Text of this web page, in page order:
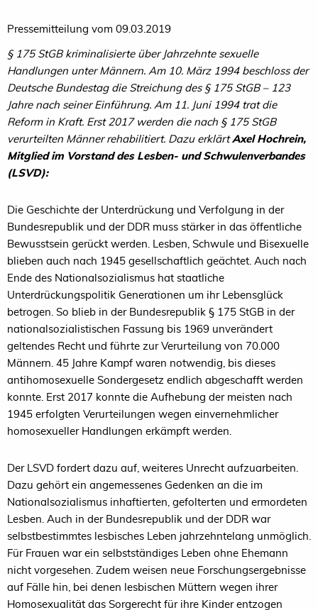
Pressemitteilung vom 09.03.2019
§ 175 StGB kriminalisierte über Jahrzehnte sexuelle
Handlungen unter Männern. Am 10. März 1994 beschloss der
Deutsche Bundestag die Streichung des § 175 StGB – 123
Jahre nach seiner Einführung. Am 11. Juni 1994 trat die
Reform in Kraft. Erst 2017 werden die nach § 175 StGB
verurteilten Männer rehabilitiert. Dazu erklärtAxel Hochrein,
Mitglied im Vorstand des Lesben- und Schwulenverbandes
(LSVD):
Die Geschichte der Unterdrückung und Verfolgung in der
Bundesrepublik und der DDR muss stärker in das öffentliche
Bewusstsein gerückt werden. Lesben, Schwule und Bisexuelle
blieben auch nach 1945 gesellschaftlich geächtet. Auch nach
Ende des Nationalsozialismus hat staatliche
Unterdrückungspolitik Generationen um ihr Lebensglück
betrogen. So blieb in der Bundesrepublik § 175 StGB in der
nationalsozialistischen Fassung bis 1969 unverändert
geltendes Recht und führte zur Verurteilung von 70.000
Männern. 45 Jahre Kampf waren notwendig, bis dieses
antihomosexuelle Sondergesetz endlich abgeschafft werden
konnte. Erst 2017 konnte die Aufhebung der meisten nach
1945 erfolgten Verurteilungen wegen einvernehmlicher
homosexueller Handlungen erkämpft werden.
Der LSVD fordert dazu auf, weiteres Unrecht aufzuarbeiten.
Dazu gehört ein angemessenes Gedenken an die im
Nationalsozialismus inhaftierten, gefolterten und ermordeten
Lesben. Auch in der Bundesrepublik und der DDR war
selbstbestimmtes lesbisches Leben jahrzehntelang unmöglich.
Für Frauen war ein selbstständiges Leben ohne Ehemann
nicht vorgesehen. Zudem weisen neue Forschungsergebnisse
auf Fälle hin, bei denen lesbischen Müttern wegen ihrer
Homosexualität das Sorgerecht für ihre Kinder entzogen